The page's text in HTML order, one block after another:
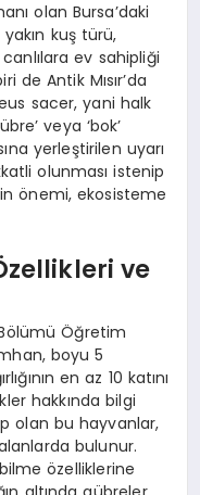
olan Bursa’daki
kuş türü,
ev sahipliği
de Antik Mısır’da
sacer, yani halk
veya ‘bok’
yerleştirilen uyarı
olunması istenip
önemi, ekosisteme
ve
Öğretim
boyu 5
en az 10 katını
hakkında bilgi
olan bu hayvanlar,
bulunur.
özelliklerine